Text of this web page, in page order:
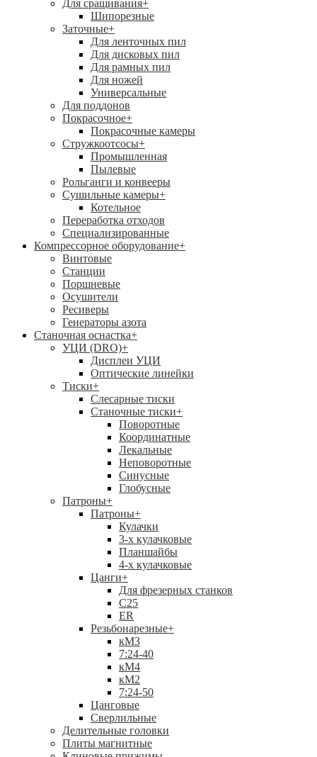
Для сращивания+
Шипорезные
Заточные+
Для ленточных пил
Для дисковых пил
Для рамных пил
Для ножей
Универсальные
Для поддонов
Покрасочное+
Покрасочные камеры
Стружкоотсосы+
Промышленная
Пылевые
Рольганги и конвееры
Сушильные камеры+
Котельное
Переработка отходов
Специализированные
Компрессорное оборудование+
Винтовые
Станции
Поршневые
Осушители
Ресиверы
Генераторы азота
Станочная оснастка+
УЦИ (DRO)+
Дисплеи УЦИ
Оптические линейки
Тиски+
Слесарные тиски
Станочные тиски+
Поворотные
Координатные
Лекальные
Неповоротные
Синусные
Глобусные
Патроны+
Патроны+
Кулачки
3-х кулачковые
Планшайбы
4-х кулачковые
Цанги+
Для фрезерных станков
С25
ER
Резьбонарезные+
кМ3
7:24-40
кМ4
кМ2
7:24-50
Цанговые
Сверлильные
Делительные головки
Плиты магнитные